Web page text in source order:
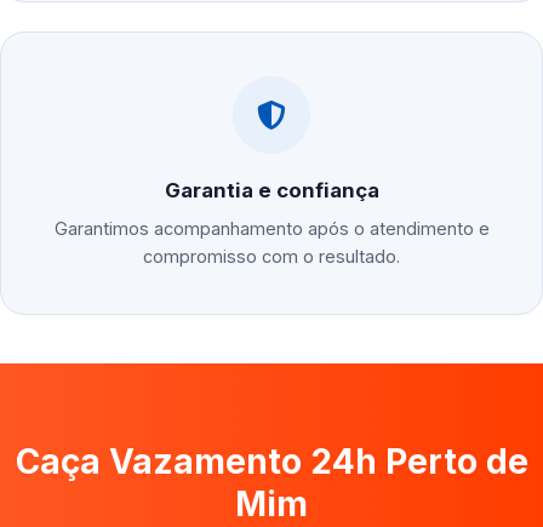
Garantia e confiança
Garantimos acompanhamento após o atendimento e
compromisso com o resultado.
Caça Vazamento 24h Perto de
Mim